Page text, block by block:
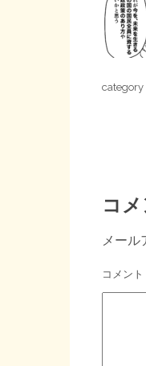
category
コ
メール
コメント